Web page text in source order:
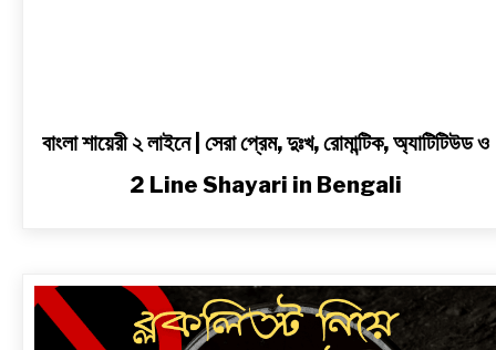
বাংলা শায়েরী ২ লাইনে | সেরা প্রেম, দুঃখ, রোমান্টিক, অ্যাটিটিউড ও
2 Line Shayari in Bengali